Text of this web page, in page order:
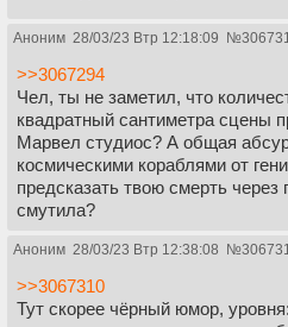
Аноним 28/03/23 Втр 12:18:09 №
>>3067294
Чел, ты не заметил, что
квадратный сантиметра сцены
Марвел студиос? А общая
космическими кораблями от
предсказать твою смерть
смутила?
Аноним 28/03/23 Втр 12:38:08 №
>>3067310
Тут скорее чёрный юмор,